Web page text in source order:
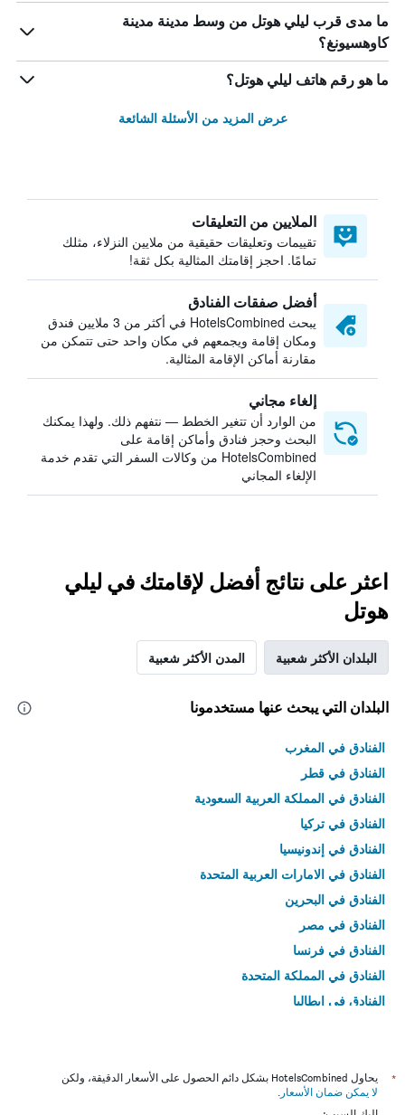
ما مدى قرب ليلي هوتل من وسط مدينة مدينة
كاوهسيونغ؟
ما هو رقم هاتف ليلي هوتل؟
عرض المزيد من الأسئلة الشائعة
الملايين من التعليقات
تقييمات وتعليقات حقيقية من ملايين النزلاء، مثلك
تمامًا. احجز إقامتك المثالية بكل ثقة!
أفضل صفقات الفنادق
يبحث HotelsCombined في أكثر من 3 ملايين فندق
ومكان إقامة ويجمعهم في مكان واحد حتى تتمكن من
مقارنة أماكن الإقامة المثالية.
إلغاء مجاني
من الوارد أن تتغير الخطط — نتفهم ذلك. ولهذا يمكنك
البحث وحجز فنادق وأماكن إقامة على
HotelsCombined من وكالات السفر التي تقدم خدمة
الإلغاء المجاني
اعثر على نتائج أفضل لإقامتك في ليلي
هوتل
البلدان الأكثر شعبية المدن الأكثر شعبية
البلدان التي يبحث عنها مستخدمونا
الفنادق في المغرب
الفنادق في قطر
الفنادق في المملكة العربية السعودية
الفنادق في تركيا
الفنادق في إندونيسيا
الفنادق في الامارات العربية المتحدة
الفنادق في البحرين
الفنادق في مصر
الفنادق في فرنسا
الفنادق في المملكة المتحدة
الفنادق في إيطاليا
*
يحاول HotelsCombined بشكل دائم الحصول على الأسعار الدقيقة، ولكن
لا يمكن ضمان الأسعار .